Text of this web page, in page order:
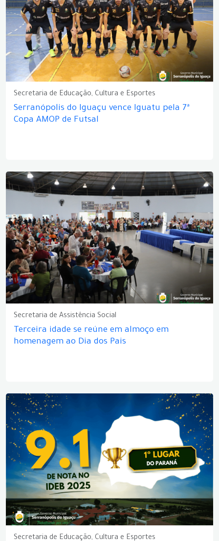
Secretaria de Educação, Cultura e Esportes
Serranópolis do Iguaçu vence Iguatu pela 7ª
Copa AMOP de Futsal
Secretaria de Assistência Social
Terceira idade se reúne em almoço em
homenagem ao Dia dos Pais
Secretaria de Educação, Cultura e Esportes